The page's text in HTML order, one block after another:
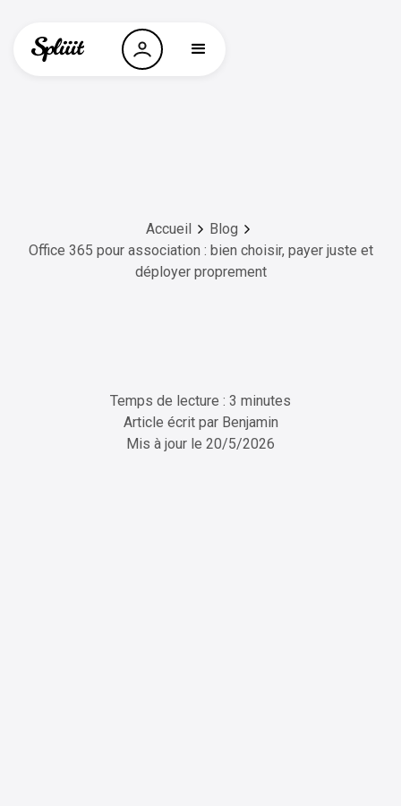
Accueil
Blog
Office 365 pour association : bien choisir, payer juste et
déployer proprement
Temps de lecture : 3 minutes
Article écrit par Benjamin
Mis à jour le 20/5/2026